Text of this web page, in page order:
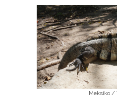
Meksiko /